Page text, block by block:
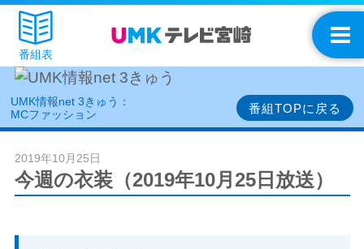
番組表
UMK情報net 3きゅう：
MCファッション
番組TOPに戻る
2019年10月25日
今週の衣装（2019年10月25日放送）